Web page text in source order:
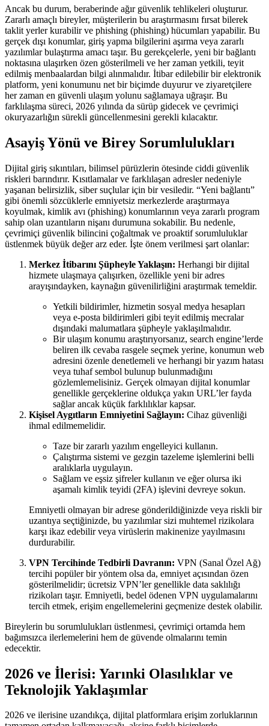
Ancak bu durum, beraberinde ağır güvenlik tehlikeleri oluşturur.
Zararlı amaçlı bireyler, müşterilerin bu araştırmasını fırsat bilerek
taklit yerler kurabilir ve phishing (phishing) hücumları yapabilir. Bu
gerçek dışı konumlar, giriş yapma bilgilerini aşırma veya zararlı
yazılımlar bulaştırma amacı taşır. Bu gerekçelerle, yeni bir bağlantı
noktasına ulaşırken özen gösterilmeli ve her zaman yetkili, teyit
edilmiş menbaalardan bilgi alınmalıdır. İtibar edilebilir bir elektronik
platform, yeni konumunu net bir biçimde duyurur ve ziyaretçilere
her zaman en güvenli ulaşım yolunu sağlamaya uğraşır. Bu
farklılaşma süreci, 2026 yılında da sürüp gidecek ve çevrimiçi
okuryazarlığın sürekli güncellenmesini gerekli kılacaktır.
Asayiş Yönü ve Birey Sorumlulukları
Dijital giriş sıkıntıları, bilimsel pürüzlerin ötesinde ciddi güvenlik
riskleri barındırır. Kısıtlamalar ve farklılaşan adresler nedeniyle
yaşanan belirsizlik, siber suçlular için bir vesiledir. “Yeni bağlantı”
gibi önemli sözcüklerle emniyetsiz merkezlerde araştırmaya
koyulmak, kimlik avı (phishing) konumlarının veya zararlı program
sahip olan uzantıların nişanı durumuna sokabilir. Bu nedenle,
çevrimiçi güvenlik bilincini çoğaltmak ve proaktif sorumluluklar
üstlenmek büyük değer arz eder. İşte önem verilmesi şart olanlar:
Merkez İtibarını Şüpheyle Yaklaşın: Herhangi bir dijital
hizmete ulaşmaya çalışırken, özellikle yeni bir adres
arayışındayken, kaynağın güvenilirliğini araştırmak temeldir.
Yetkili bildirimler, hizmetin sosyal medya hesapları
veya e-posta bildirimleri gibi teyit edilmiş mecralar
dışındaki malumatlara şüpheyle yaklaşılmalıdır.
Bir ulaşım konumu araştırıyorsanız, search engine’lerde
beliren ilk cevaba rasgele seçmek yerine, konumun web
adresini özenle denetlemeli ve herhangi bir yazım hatası
veya tuhaf sembol bulunup bulunmadığını
gözlemlemelisiniz. Gerçek olmayan dijital konumlar
genellikle gerçeklerine oldukça yakın URL’ler fayda
sağlar ancak küçük farklılıklar kapsar.
Kişisel Aygıtların Emniyetini Sağlayın: Cihaz güvenliği
ihmal edilmemelidir.
Taze bir zararlı yazılım engelleyici kullanın.
Çalıştırma sistemi ve gezgin tazeleme işlemlerini belli
aralıklarla uygulayın.
Sağlam ve eşsiz şifreler kullanın ve eğer olursa iki
aşamalı kimlik teyidi (2FA) işlevini devreye sokun.
Emniyetli olmayan bir adrese gönderildiğinizde veya riskli bir
uzantıya seçtiğinizde, bu yazılımlar sizi muhtemel rizikolara
karşı ikaz edebilir veya virüslerin makinenize yayılmasını
durdurabilir.
VPN Tercihinde Tedbirli Davranın: VPN (Sanal Özel Ağ)
tercihi popüler bir yöntem olsa da, emniyet açısından özen
gösterilmelidir; ücretsiz VPN’ler genellikle data saklılığı
rizikoları taşır. Emniyetli, bedel ödenen VPN uygulamalarını
tercih etmek, erişim engellemelerini geçmenize destek olabilir.
Bireylerin bu sorumlulukları üstlenmesi, çevrimiçi ortamda hem
bağımsızca ilerlemelerini hem de güvende olmalarını temin
edecektir.
2026 ve İlerisi: Yarınki Olasılıklar ve
Teknolojik Yaklaşımlar
2026 ve ilerisine uzandıkça, dijital platformlara erişim zorluklarının